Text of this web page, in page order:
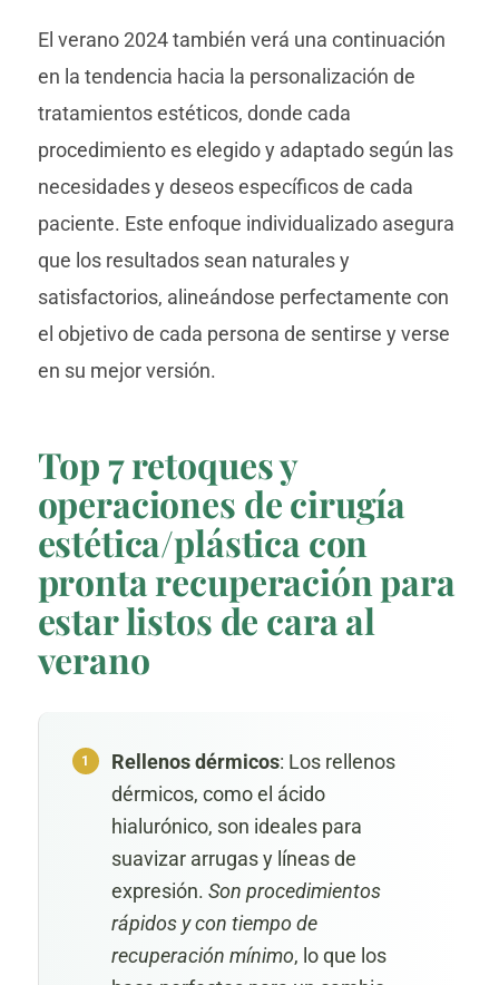
El verano 2024 también verá una continuación
en la tendencia hacia la personalización de
tratamientos estéticos, donde cada
procedimiento es elegido y adaptado según las
necesidades y deseos específicos de cada
paciente. Este enfoque individualizado asegura
que los resultados sean naturales y
satisfactorios, alineándose perfectamente con
el objetivo de cada persona de sentirse y verse
en su mejor versión.
Top 7 retoques y
operaciones de cirugía
estética/plástica con
pronta recuperación para
estar listos de cara al
verano
Rellenos dérmicos: Los rellenos
dérmicos, como el ácido
hialurónico, son ideales para
suavizar arrugas y líneas de
expresión. Son procedimientos
rápidos y con tiempo de
recuperación mínimo, lo que los